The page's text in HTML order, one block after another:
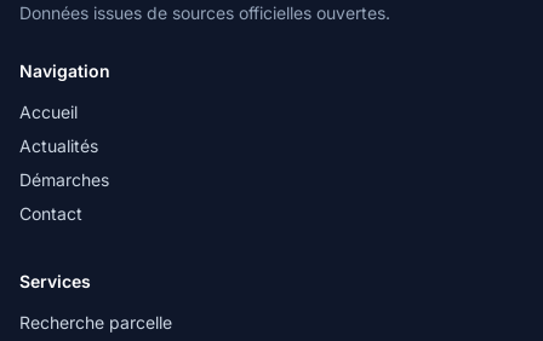
Données issues de sources officielles ouvertes.
Navigation
Accueil
Actualités
Démarches
Contact
Services
Recherche parcelle